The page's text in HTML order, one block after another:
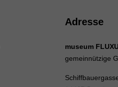
Adresse
museum
gemeinnützige